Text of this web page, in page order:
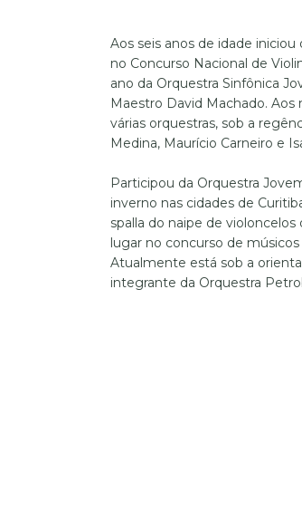
Aos seis anos de idade
no Concurso Nacional de
ano da Orquestra Sinfônica
Maestro David Machado.
várias orquestras, sob a
Medina, Maurício Carneiro e
Participou da Orquestra
inverno nas cidades de
spalla do naipe de
lugar no concurso de músicos
Atualmente está sob a
integrante da Orquestra